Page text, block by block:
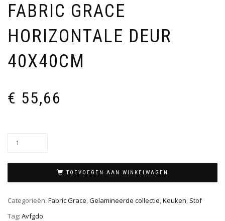
FABRIC GRACE
HORIZONTALE DEUR
40X40CM
€ 55,66
TOEVOEGEN AAN WINKELWAGEN
Categorieën: Fabric Grace,Gelamineerde collectie,Keuken, Stof
Tag: Avfgdo